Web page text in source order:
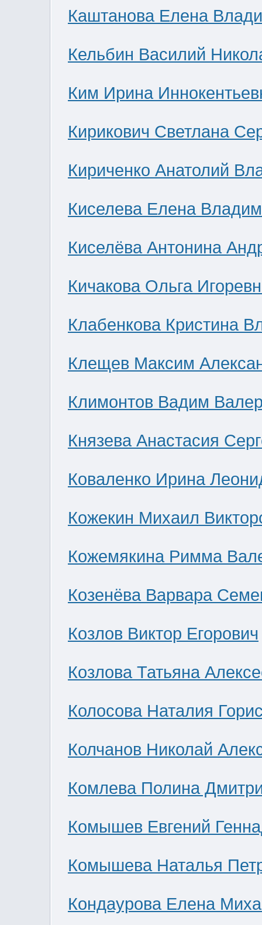
Каштанова Елена
Кельбин Василий
Ким Ирина
Кирикович Светлана
Кириченко Анатолий
Киселева Елена
Киселёва Антонина
Кичакова Ольга
Клабенкова Кристина
Клещев Максим
Климонтов Вадим
Князева Анастасия
Коваленко Ирина
Кожекин Михаил
Кожемякина Римма
Козенёва Варвара
Козлов Виктор Егорович
Козлова Татьяна
Колосова Наталия
Колчанов Николай
Комлева Полина
Комышев Евгений
Комышева Наталья
Кондаурова Елена